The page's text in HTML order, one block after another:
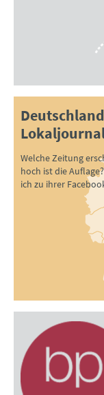
Welche Zeitung
hoch ist die
ich zu ihrer